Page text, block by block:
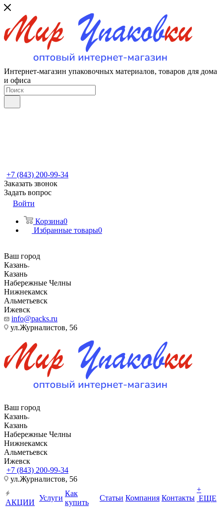
Интернет-магазин упаковочных материалов, товаров для дома
и офиса
+7 (843) 200-99-34
Заказать звонок
Задать вопрос
Войти
Корзина0
Избранные товары0
Ваш город
Казань
Казань
Набережные Челны
Нижнекамск
Альметьевск
Ижевск
info@packs.ru
ул.Журналистов, 56
Ваш город
Казань
Казань
Набережные Челны
Нижнекамск
Альметьевск
Ижевск
+7 (843) 200-99-34
ул.Журналистов, 56
АКЦИИ
Услуги
Как
купить
Статьи Компания Контакты
+
ЕЩЕ